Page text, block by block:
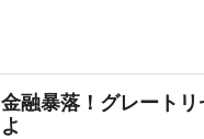
金融暴落！グレートリ
よ